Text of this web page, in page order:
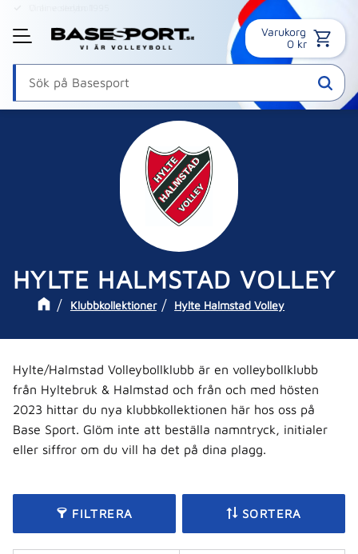
Meny
Varukorg
0 kr
HYLTE HALMSTAD VOLLEY
Klubbkollektioner Hylte Halmstad Volley
Hylte/Halmstad Volleybollklubb är en volleybollklubb
från Hyltebruk & Halmstad och från och med hösten
2023 hittar du nya klubbkollektionen här hos oss på
Base Sport. Glöm inte att beställa namntryck, initialer
eller siffror om du vill ha det på dina plagg.
FILTRERA SORTERA